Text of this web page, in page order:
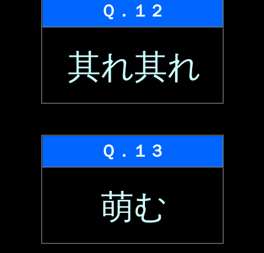
Ｑ．１２
其れ其れ
Ｑ．１３
萌む